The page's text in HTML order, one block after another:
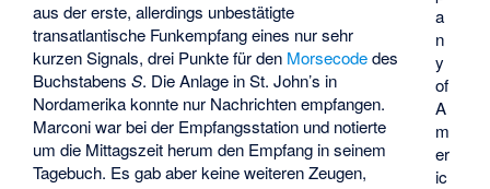
a
n
y
of
A
m
er
ic
aus der erste, allerdings unbestätigte
transatlantische Funkempfang eines nur sehr
kurzen Signals, drei Punkte für den Morsecodedes
BuchstabensS. Die Anlage in St. John’s in
Nordamerika konnte nur Nachrichten empfangen.
Marconi war bei der Empfangsstation und notierte
um die Mittagszeit herum den Empfang in seinem
Tagebuch. Es gab aber keine weiteren Zeugen,